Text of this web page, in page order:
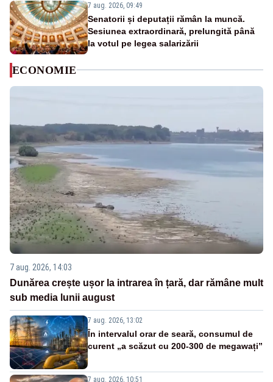
7 aug. 2026, 09:49
Senatorii și deputații rămân la muncă.
Sesiunea extraordinară, prelungită până
la votul pe legea salarizării
ECONOMIE
7 aug. 2026, 14:03
Dunărea crește ușor la intrarea în țară, dar rămâne mult
sub media lunii august
7 aug. 2026, 13:02
În intervalul orar de seară, consumul de
curent „a scăzut cu 200-300 de megawați”
7 aug. 2026, 10:51